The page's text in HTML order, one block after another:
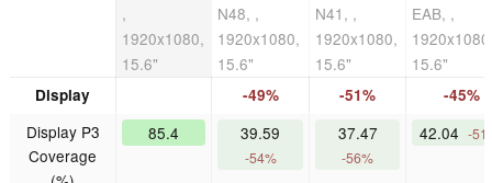
,
1920x1080,
15.6"
N48, ,
1920x1080,
15.6"
N41, ,
1920x1080,
15.6"
EAB, ,
15.6"
Display -49% -51% -45%
Display P3
Coverage
85.4 39.59
-54%
37.47
-56%
42.04 -